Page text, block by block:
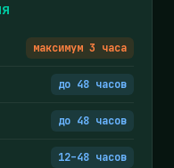
максимум 3 часа
до 48 часов
до 48 часов
12–48 часов